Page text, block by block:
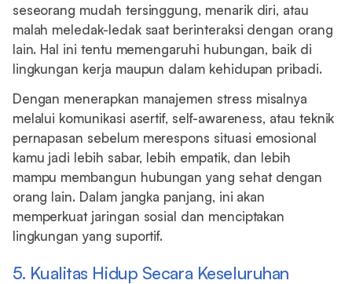
seseorang mudah tersinggung, menarik diri, atau
malah meledak-ledak saat berinteraksi dengan orang
lain. Hal ini tentu memengaruhi hubungan, baik di
lingkungan kerja maupun dalam kehidupan pribadi.
Dengan menerapkan manajemen stress misalnya
melalui komunikasi asertif, self-awareness, atau teknik
pernapasan sebelum merespons situasi emosional
kamu jadi lebih sabar, lebih empatik, dan lebih
mampu membangun hubungan yang sehat dengan
orang lain. Dalam jangka panjang, ini akan
memperkuat jaringan sosial dan menciptakan
lingkungan yang suportif.
5. Kualitas Hidup Secara Keseluruhan